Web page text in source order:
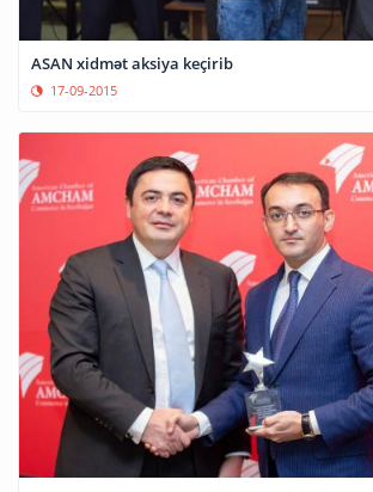
ASAN xidmət aksiya keçirib
17-09-2015